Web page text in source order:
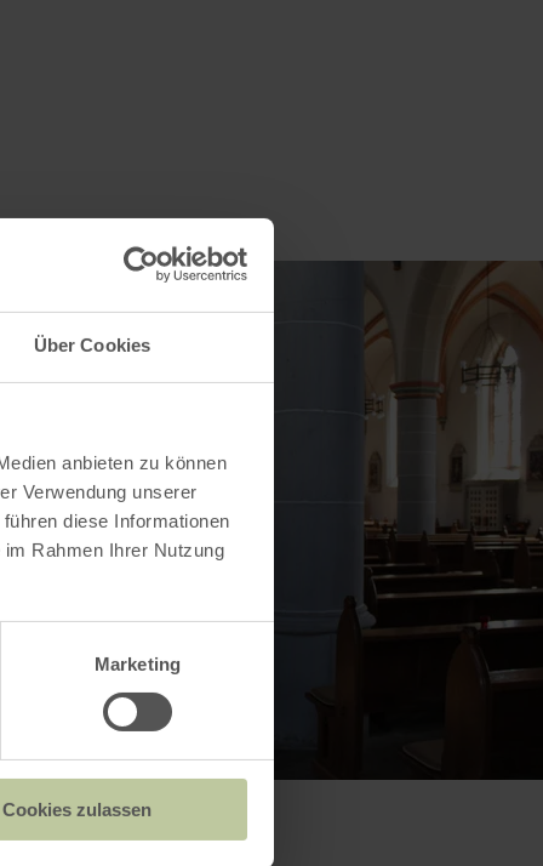
Über Cookies
anbieten zu können
Verwendung unserer
diese Informationen
Rahmen Ihrer Nutzung
Marketing
Cookies zulassen